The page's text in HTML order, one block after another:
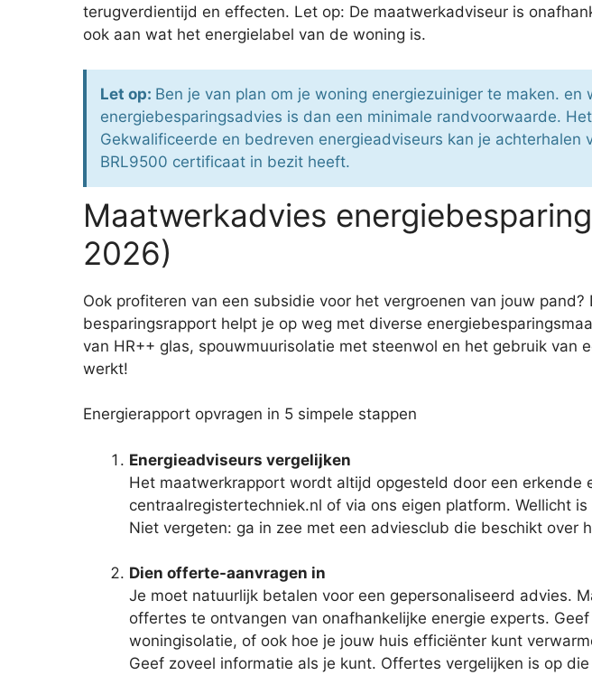
terugverdientijd en effecten. Let op: De maatwerkadviseur is
ook aan wat het energielabel van de woning is.
Let op: Ben je van plan om je woning energiezuiniger te maken.
energiebesparingsadvies is dan een minimale randvoorwaarde.
Gekwalificeerde en bedreven energieadviseurs kan je
BRL9500 certificaat in bezit heeft.
Maatwerkadvies
2026)
Ook profiteren van een subsidie voor het vergroenen van jouw
besparingsrapport helpt je op weg met diverse
van HR++ glas, spouwmuurisolatie met steenwol en het gebruik
werkt!
Energierapport opvragen in 5 simpele stappen
Energieadviseurs vergelijken
Het maatwerkrapport wordt altijd opgesteld door een erkende
centraalregistertechniek.nl of via ons eigen platform. Wellicht
Niet vergeten: ga in zee met een adviesclub die beschikt over
Dien offerte-aanvragen in
Je moet natuurlijk betalen voor een gepersonaliseerd advies.
offertes te ontvangen van onafhankelijke energie experts.
woningisolatie, of ook hoe je jouw huis efficiënter kunt
Geef zoveel informatie als je kunt. Offertes vergelijken is op